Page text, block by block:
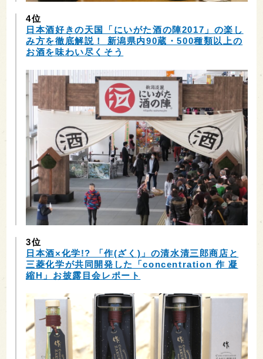
4位
日本酒好きの天国「にいがた酒の陣2017」の楽し
み方を徹底解説！ 新潟県内90蔵・500種類以上の
お酒を味わい尽くそう
3位
日本酒×化学!? 「作(ざく)」の清水清三郎商店と
三菱化学が共同開発した「concentration 作 凝
縮H」お披露目会レポート